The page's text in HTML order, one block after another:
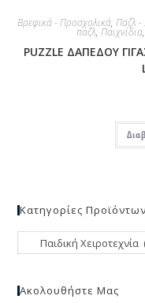
Βρεφικά - Προσχολικά, Παζλ -
παζλ, Παιχνίδια,
PUZZLE ΔΑΠΕΔΟΥ
Κατηγορίες Προϊόντων
Ακολουθήστε Μας